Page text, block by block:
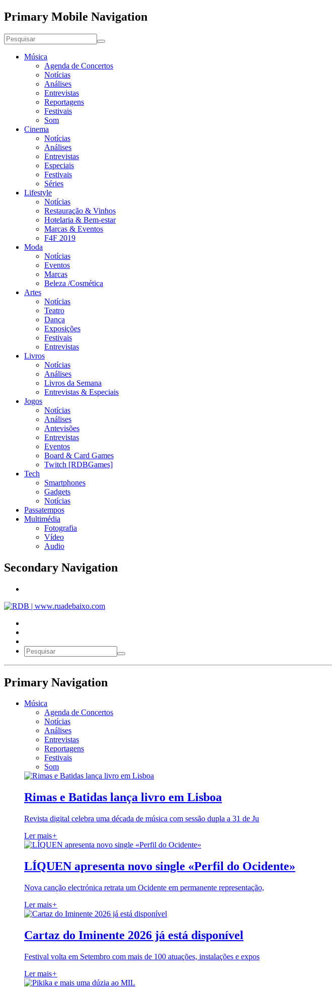
Primary Mobile Navigation
Música
Agenda de Concertos
Notícias
Análises
Entrevistas
Reportagens
Festivais
Som
Cinema
Notícias
Análises
Entrevistas
Especiais
Festivais
Séries
Lifestyle
Notícias
Restauração & Vinhos
Hotelaria & Bem-estar
Marcas & Eventos
F4F 2019
Moda
Notícias
Eventos
Marcas
Beleza /Cosmética
Artes
Notícias
Teatro
Dança
Exposições
Festivais
Entrevistas
Livros
Notícias
Análises
Livros da Semana
Entrevistas & Especiais
Jogos
Notícias
Análises
Antevisões
Entrevistas
Eventos
Board & Card Games
Twitch [RDBGames]
Tech
Smartphones
Gadgets
Notícias
Passatempos
Multimédia
Fotografia
Vídeo
Audio
Secondary Navigation
Primary Navigation
Música
Agenda de Concertos
Notícias
Análises
Entrevistas
Reportagens
Festivais
Som
Rimas e Batidas lança livro em Lisboa
Revista digital celebra uma década de música com sessão dupla a 31 de Ju
Ler mais+
LÍQUEN apresenta novo single «Perfil do Ocidente»
Nova canção electrónica retrata um Ocidente em permanente representação,
Ler mais+
Cartaz do Iminente 2026 já está disponível
Festival volta em Setembro com mais de 100 atuações, instalações e expos
Ler mais+